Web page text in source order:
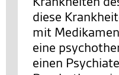
diese
mit
eine
einen